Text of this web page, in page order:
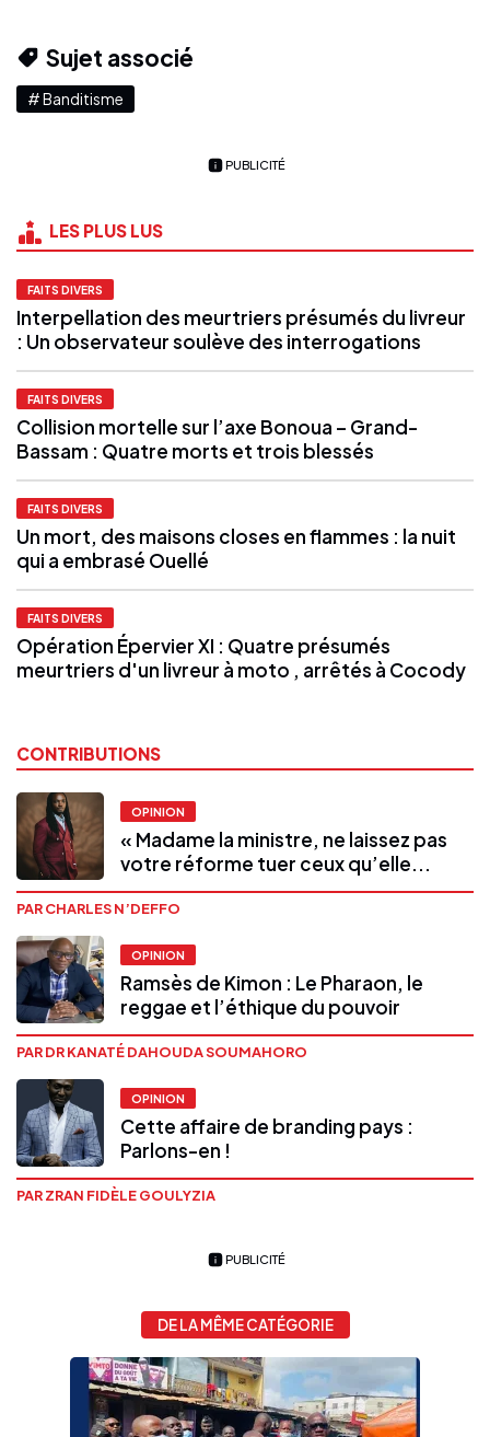
Sujet associé
# Banditisme
PUBLICITÉ
LES PLUS LUS
FAITS DIVERS
Interpellation des meurtriers présumés du livreur
: Un observateur soulève des interrogations
FAITS DIVERS
Collision mortelle sur l’axe Bonoua – Grand-
Bassam : Quatre morts et trois blessés
FAITS DIVERS
Un mort, des maisons closes en flammes : la nuit
qui a embrasé Ouellé
FAITS DIVERS
Opération Épervier XI : Quatre présumés
meurtriers d'un livreur à moto , arrêtés à Cocody
CONTRIBUTIONS
OPINION
« Madame la ministre, ne laissez pas
votre réforme tuer ceux qu’elle...
PAR CHARLES N’DEFFO
OPINION
Ramsès de Kimon : Le Pharaon, le
reggae et l’éthique du pouvoir
PAR DR KANATÉ DAHOUDA SOUMAHORO
OPINION
Cette affaire de branding pays :
Parlons-en !
PAR ZRAN FIDÈLE GOULYZIA
PUBLICITÉ
DE LA MÊME CATÉGORIE